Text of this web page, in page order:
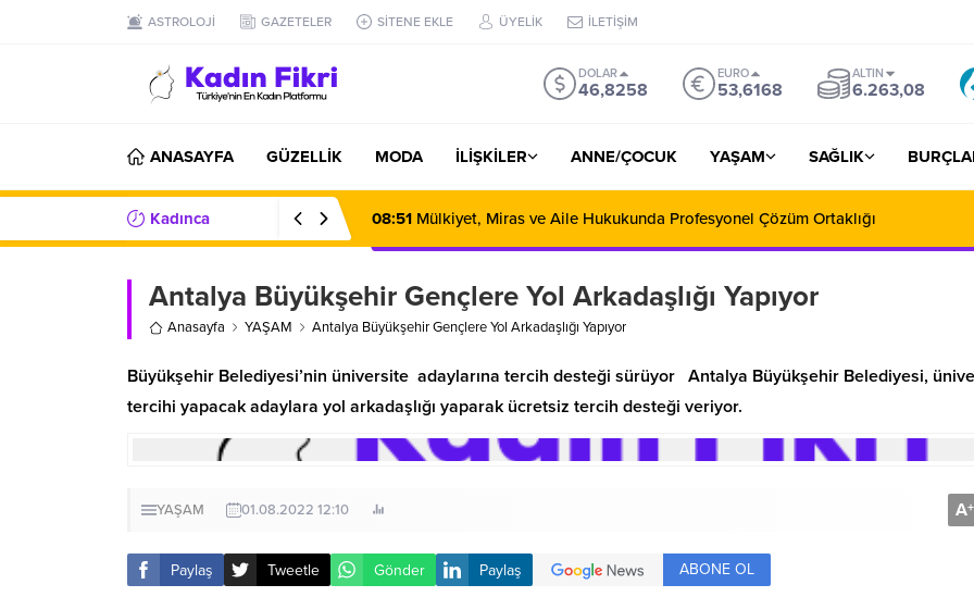
ASTROLOJİ GAZETELER SİTENE EKLE ÜYELİK İLETİŞİM
DOLAR
46,8258
EURO
53,6168
ALTIN
6.263,08
ANASAYFA GÜZELLİK MODA İLİŞKİLER ANNE/ÇOCUK YAŞAM SAĞLIK
Kadınca 08:51 Mülkiyet, Miras ve Aile Hukukunda Profesyonel Çözüm Ortaklığı
Antalya Büyükşehir Gençlere Yol Arkadaşlığı Yapıyor
Anasayfa YAŞAM Antalya Büyükşehir Gençlere Yol Arkadaşlığı Yapıyor
Büyükşehir Belediyesi’nin üniversite adaylarına tercih desteği sürüyor Antalya Büyükşehir Belediyesi,
tercihi yapacak adaylara yol arkadaşlığı yaparak ücretsiz tercih desteği veriyor.
YAŞAM 01.08.2022 12:10 A+
Paylaş Tweetle Gönder Paylaş ABONE OL